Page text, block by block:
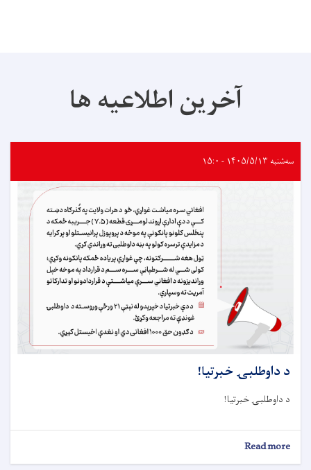
آخرین اطلاعیه ها
سه‌شنبه ۱۴۰۵/۵/۱۳ - ۱۵:۰
د داوطلبۍ خبرتيا!
د داوطلبۍ خبرتيا!
Read more
د